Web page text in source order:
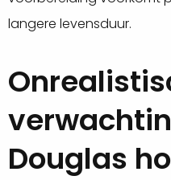
langere levensduur.
Douglas